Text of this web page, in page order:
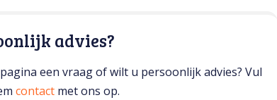
advies?
een vraag of wilt u persoonlijk advies? Vul
contact met ons op.